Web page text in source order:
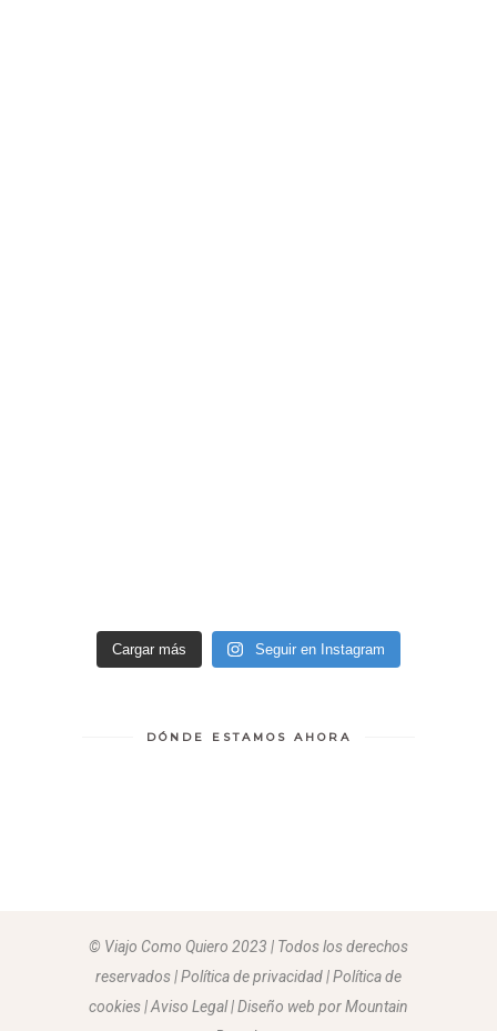
Cargar más Seguir en Instagram
DÓNDE ESTAMOS AHORA
© Viajo Como Quiero 2023 | Todos los derechos
reservados | Política de privacidad | Política de
cookies | Aviso Legal |Diseño web por Mountain